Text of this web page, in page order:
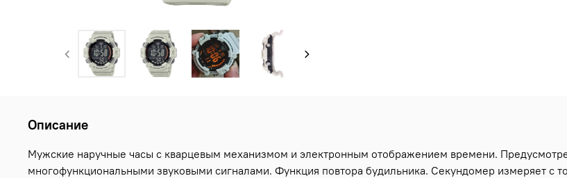
Описание
Мужские наручные часы с кварцевым механизмом и электронным отображением времени.
многофункциональными звуковыми сигналами. Функция повтора будильника. Секундомер измеряет с